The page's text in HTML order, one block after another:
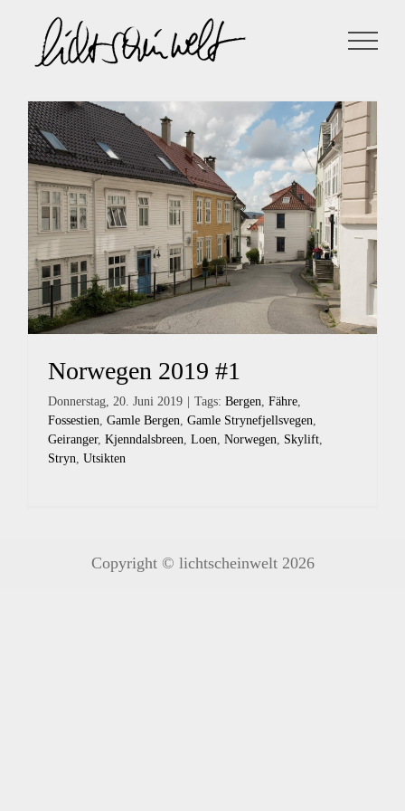
Inhalt
springen
Norwegen 2019 #1
Donnerstag, 20. Juni 2019 Tags: Bergen, Fähre,
Fossestien, Gamle Bergen, Gamle Strynefjellsvegen,
Geiranger, Kjenndalsbreen, Loen, Norwegen, Skylift,
Stryn, Utsikten
Copyright © lichtscheinwelt 2026